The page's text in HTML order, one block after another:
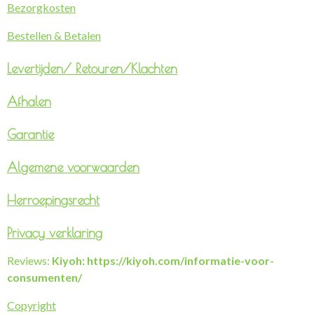
Bezorgkosten
Bestellen & Betalen
Levertijden/ Retouren/Klachten
Afhalen
Garantie
Algemene voorwaarden
Herroepingsrecht
Privacy verklaring
Reviews: Kiyoh: https://kiyoh.com/informatie-voor-
consumenten/
Copyright